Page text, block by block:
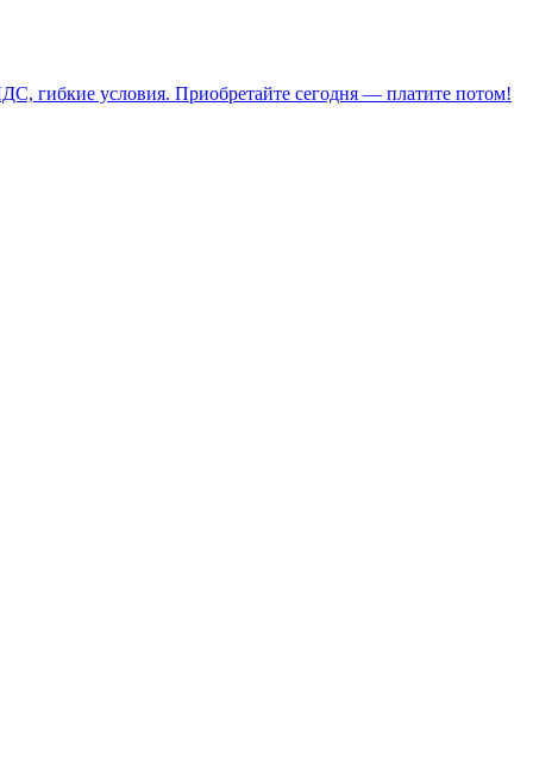
гибкие условия. Приобретайте сегодня — платите потом!